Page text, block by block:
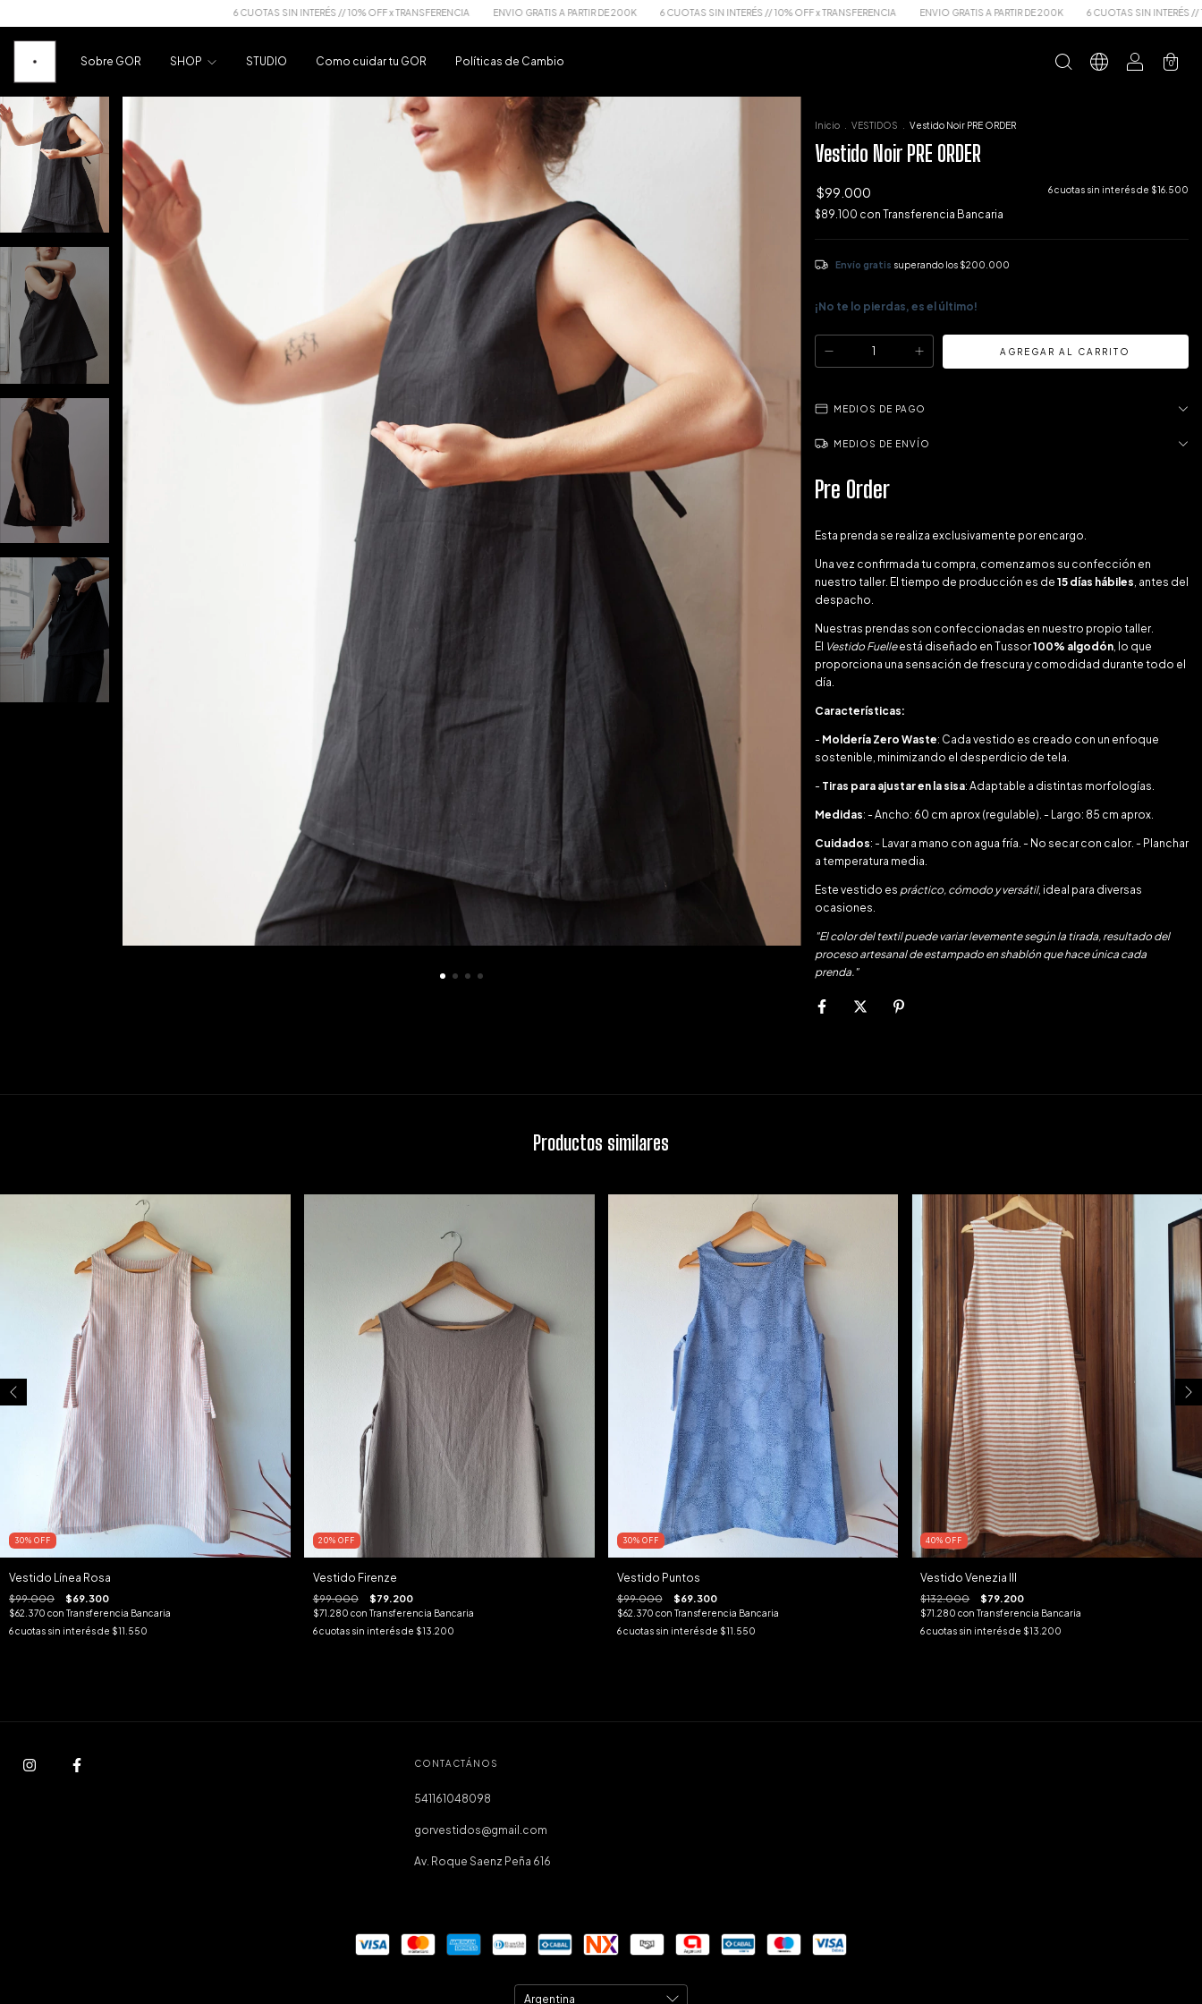
6 CUOTAS SIN INTERÉS // 10% OFF x TRANSFERENCIA ENVIO GRATIS A PARTIR DE 200K 6 CUOTAS SIN INTERÉS // 10% OFF x TRANSFERENCIA ENVIO GRATIS A PARTIR DE 200K 6 CUOTAS SIN INTERÉS // 10% OFF x
Sobre GOR SHOP STUDIO Como cuidar tu GOR Políticas de Cambio 0
Inicio VESTIDOS Vestido Noir PRE ORDER
Vestido Noir PRE ORDER
$99.000 6cuotas sin interés de $16.500
$89.100 con Transferencia Bancaria
Envío gratis superando los $200.000
¡No te lo pierdas, es el último!
MEDIOS DE PAGO
MEDIOS DE ENVÍO
Pre Order
Esta prenda se realiza exclusivamente por encargo.
Una vez confirmada tu compra, comenzamos su confección en
nuestro taller. El tiempo de producción es de 15 días hábiles, antes del
despacho.
Nuestras prendas son confeccionadas en nuestro propio taller.
El Vestido Fuelleestá diseñado en Tussor100% algodón, lo que
proporciona una sensación de frescura y comodidad durante todo el
día.
Características:
- Moldería Zero Waste: Cada vestido es creado con un enfoque
sostenible, minimizando el desperdicio de tela.
- Tiras para ajustar en la sisa: Adaptable a distintas morfologías.
Medidas: - Ancho: 60 cm aprox (regulable). - Largo: 85 cm aprox.
Cuidados: - Lavar a mano con agua fría. - No secar con calor. - Planchar
a temperatura media.
Este vestido es práctico, cómodo y versátil, ideal para diversas
ocasiones.
"El color del textil puede variar levemente según la tirada, resultado del
proceso artesanal de estampado en shablón que hace única cada
prenda."
Productos similares
30% OFF
Vestido Línea Rosa
$99.000 $69.300
$62.370 con Transferencia Bancaria
6cuotas sin interés de $11.550
20% OFF
Vestido Firenze
$99.000 $79.200
$71.280 con Transferencia Bancaria
6cuotas sin interés de $13.200
30% OFF
Vestido Puntos
$99.000 $69.300
$62.370 con Transferencia Bancaria
6 cuotas sin interés de $11.550
40%OFF
Vestido Venezia III
$132.000 $79.200
$71.280con Transferencia Bancaria
6cuotas sin interés de $13.200
CONTACTÁNOS
541161048098
gorvestidos@gmail.com
Av. Roque Saenz Peña 616